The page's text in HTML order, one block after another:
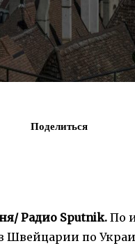
Поделиться
Радио Sputnik. По
Швейцарии по